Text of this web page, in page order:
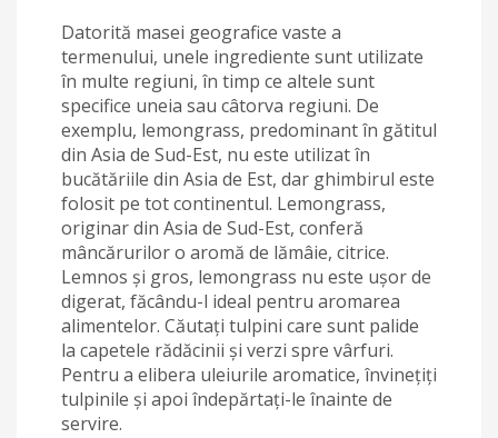
Datorită masei geografice vaste a
termenului, unele ingrediente sunt utilizate
în multe regiuni, în timp ce altele sunt
specifice uneia sau câtorva regiuni. De
exemplu, lemongrass, predominant în gătitul
din Asia de Sud-Est, nu este utilizat în
bucătăriile din Asia de Est, dar ghimbirul este
folosit pe tot continentul. Lemongrass,
originar din Asia de Sud-Est, conferă
mâncărurilor o aromă de lămâie, citrice.
Lemnos și gros, lemongrass nu este ușor de
digerat, făcându-l ideal pentru aromarea
alimentelor. Căutați tulpini care sunt palide
la capetele rădăcinii și verzi spre vârfuri.
Pentru a elibera uleiurile aromatice, învinețiți
tulpinile și apoi îndepărtați-le înainte de
servire.